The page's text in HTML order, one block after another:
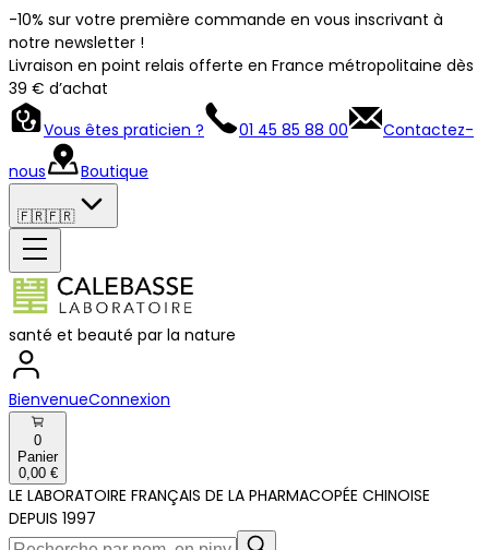
-10% sur votre première commande en vous inscrivant à
notre newsletter !
Livraison en point relais offerte en France métropolitaine dès
39 € d’achat
Vous êtes praticien ?
01 45 85 88 00
Contactez-
nous
Boutique
🇫🇷🇫🇷
santé et beauté par la nature
BienvenueConnexion
0
Panier
0,00 €
LE LABORATOIRE FRANÇAIS DE LA PHARMACOPÉE CHINOISE
DEPUIS 1997